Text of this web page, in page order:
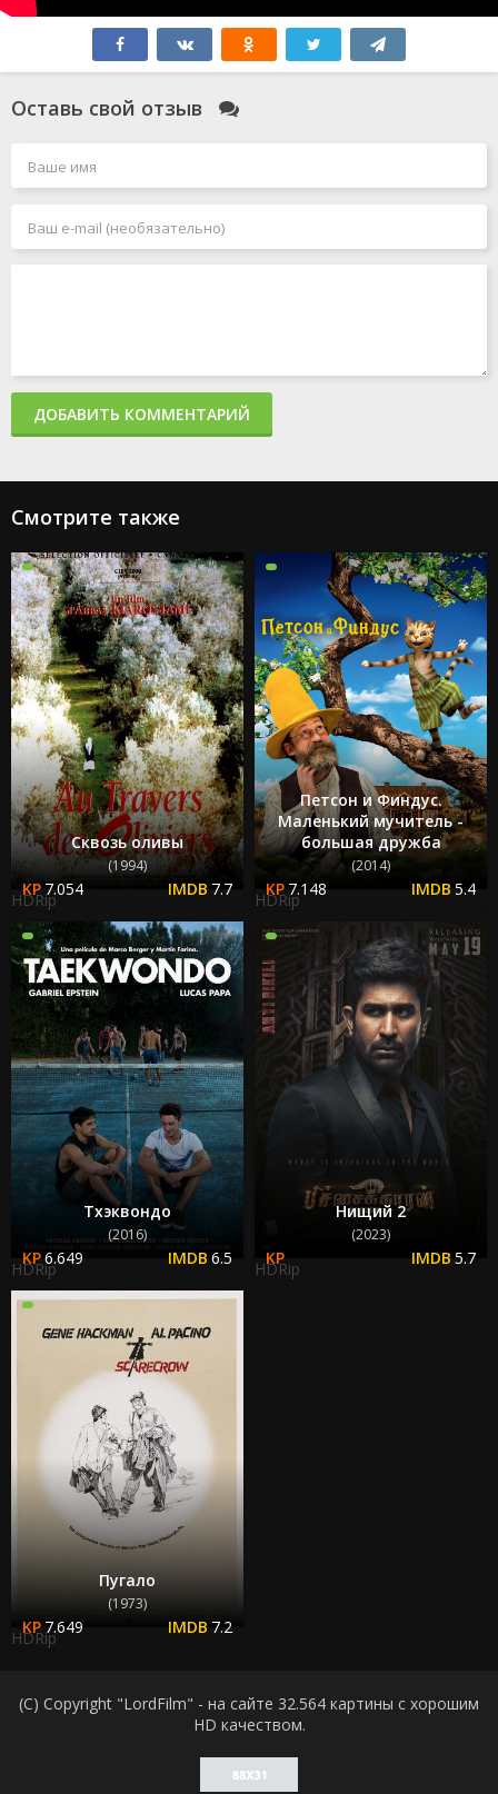
Оставь свой отзыв
ДОБАВИТЬ КОММЕНТАРИЙ
Смотрите также
Сквозь оливы
(1994)
7.054 7.7
HDRip
Петсон и Финдус.
Маленький мучитель -
большая дружба
(2014)
7.148 5.4
HDRip
Тхэквондо
(2016)
6.649 6.5
HDRip
Нищий 2
(2023)
5.7
HDRip
Пугало
(1973)
7.649 7.2
HDRip
(C) Copyright "LordFilm" - на сайте 32.564 картины с хорошим
HD качеством.